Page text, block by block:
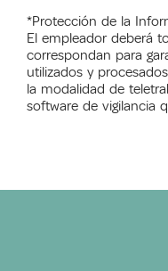
*Protección de la
El empleador deberá
correspondan para
utilizados y
la modalidad de
software de vigilancia